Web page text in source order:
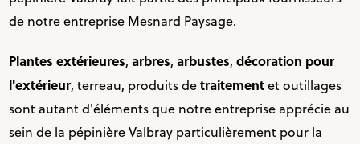
de notre entreprise Mesnard Paysage.
Plantes extérieures,arbres,arbustes,décoration pour
l'extérieur, terreau, produits detraitementet outillages
sont autant d'éléments que notre entreprise apprécie au
sein de la pépinière Valbray particulièrement pour la